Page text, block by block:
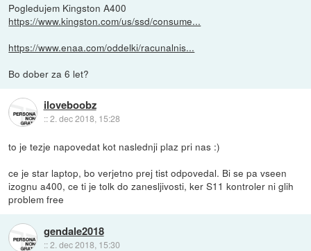
Pogledujem Kingston A400
https://www.kingston.com/us/ssd/consume...
https://www.enaa.com/oddelki/racunalnis...
Bo dober za 6 let?
iloveboobz
::2. dec 2018, 15:28
to je tezje napovedat kot naslednji plaz pri nas :)
ce je star laptop, bo verjetno prej tist odpovedal. Bi se pa vseen
izognu a400, ce ti je tolk do zanesljivosti, ker S11 kontroler ni glih
problem free
gendale2018
::2. dec 2018, 15:30